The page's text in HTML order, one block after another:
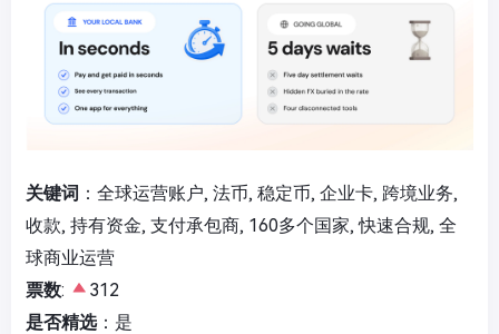
关键词 ：全球运营账户, 法币, 稳定币, 企业卡, 跨境业务,
收款, 持有资金, 支付承包商, 160多个国家, 快速合规, 全
球商业运营
票数:
312
是否精选：是